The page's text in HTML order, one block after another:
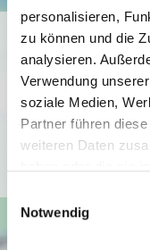
personalisieren,
zu können und die
analysieren.
Verwendung
soziale Medien,
Partner führen
weiteren Daten
Einwilligungsauswahl
Notwendig
Ich bin damit
(https://
Ich